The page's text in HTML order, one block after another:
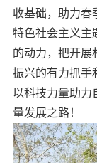
收基础，助力春
特色社会主义主
的动力，把开展
振兴的有力抓手
以科技力量助力
量发展之路！